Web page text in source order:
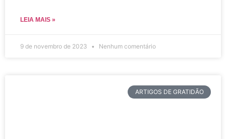
LEIA MAIS »
9 de novembro de 2023 Nenhum comentário
ARTIGOS DE GRATIDÃO